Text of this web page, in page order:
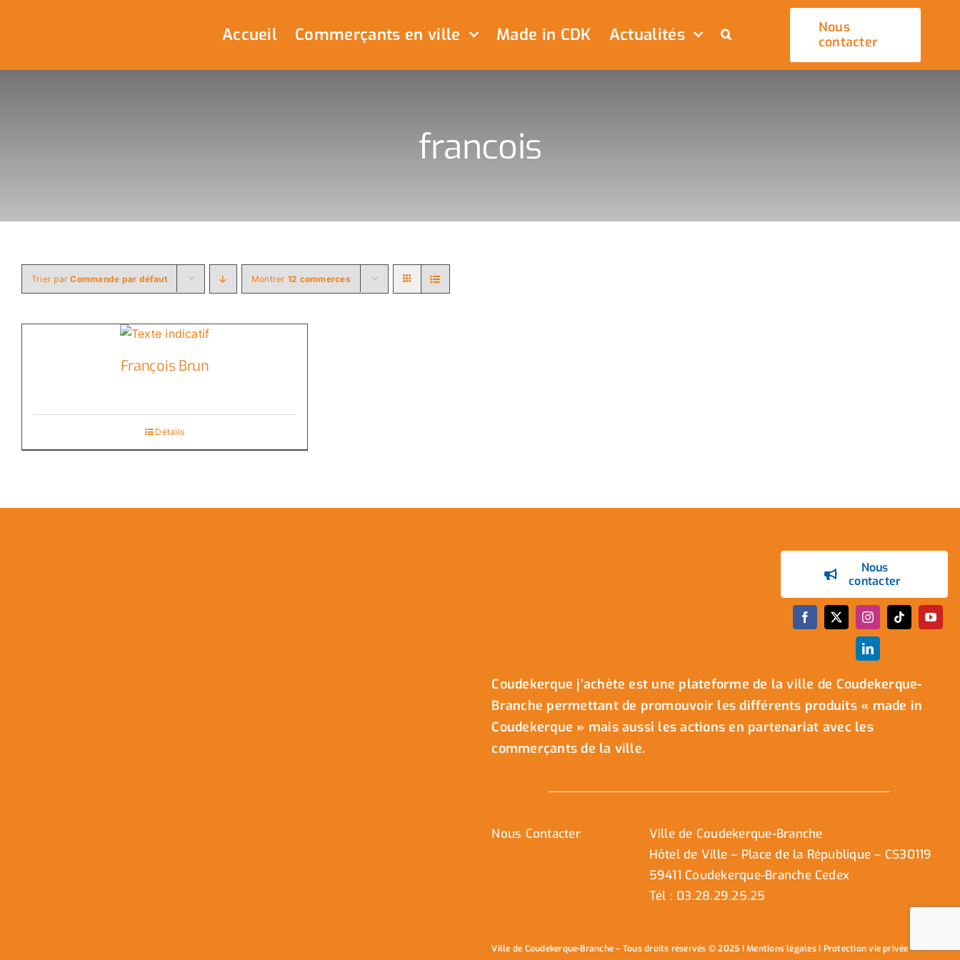
Accueil Commerçants en ville Made in CDK Actualités
Nous
contacter
francois
Trier parCommande par défaut Montrer 12 commerces
François Brun
Détails
Nous
contacter
Coudekerque j’achète est une plateforme de la ville de Coudekerque-
Branche permettant de promouvoir les différents produits « made in
Coudekerque » mais aussi les actions en partenariat avec les
commerçants de la ville.
Nous Contacter
Ville de Coudekerque-Branche
Hôtel de Ville – Place de la République – CS30119
59411 Coudekerque-Branche Cedex
Tél : 03.28.29.25.25
Ville de Coudekerque-Branche – Tous droits réservés © 2025 IMentions légalesI Protection vie privée